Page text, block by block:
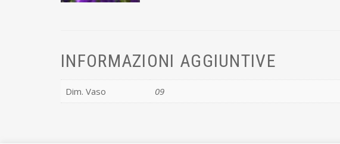
INFORMAZIONI AGGIUNTIVE
Dim. Vaso 09